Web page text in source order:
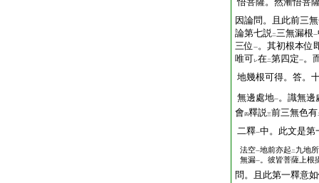
因論問。且此前三
論第七説二三無漏根一
三位 一。其初根本位
唯可レ在二第四定一。
地幾根可得。答。
無邊處地一。識無邊
會四釋説三前三無色有
二釋一中。此文是第
法空一地前亦起 二 九地
無漏一 。彼皆菩薩上根
問。且此第一釋意